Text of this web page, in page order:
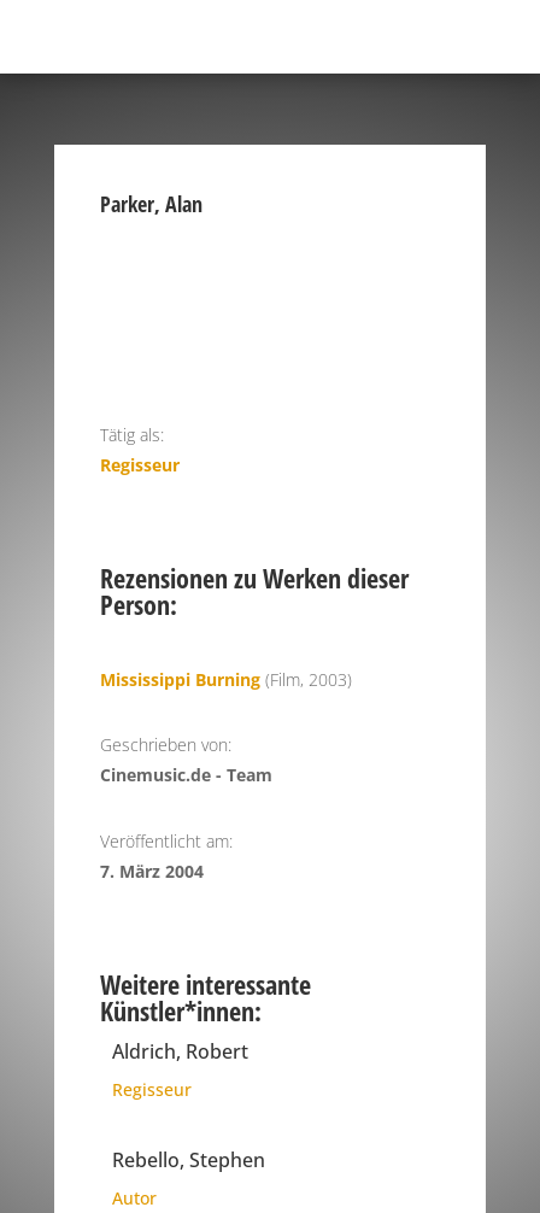
Parker, Alan
Tätig als:
Regisseur
Rezensionen zu Werken dieser
Person:
Mississippi Burning(Film, 2003)
Geschrieben von:
Cinemusic.de - Team
Veröffentlicht am:
7. März 2004
Weitere interessante
Künstler*innen:
Aldrich, Robert
Regisseur
Rebello, Stephen
Autor